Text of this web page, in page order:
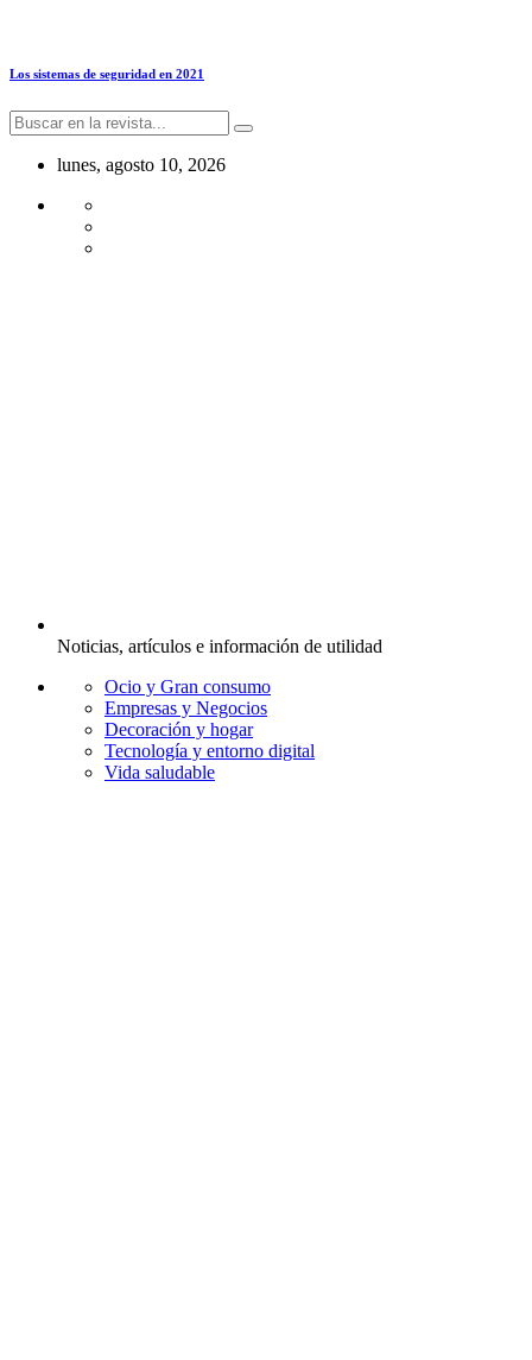
Los sistemas de seguridad en 2021
lunes, agosto 10, 2026
Noticias, artículos e información de utilidad
Ocio y Gran consumo
Empresas y Negocios
Decoración y hogar
Tecnología y entorno digital
Vida saludable